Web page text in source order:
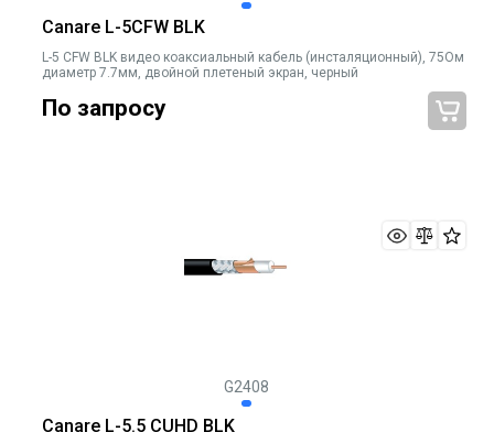
Canare L-5CFW BLK
L-5 CFW BLK видео коаксиальный кабель (инсталяционный), 75Ом
диаметр 7.7мм, двойной плетеный экран, черный
По запросу
G2408
Canare L-5.5 CUHD BLK